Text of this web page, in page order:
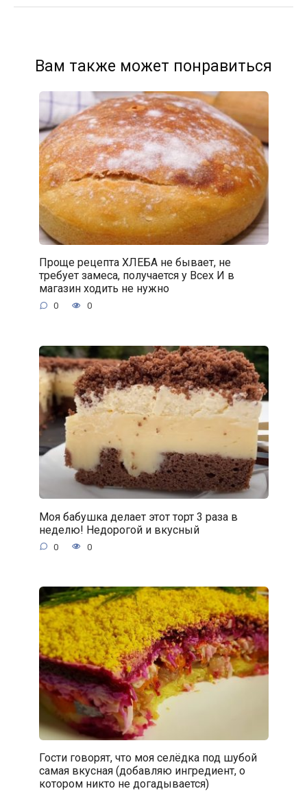
Вам также может понравиться
Проще рецепта ХЛЕБА не бывает, не
требует замеса, получается у Всех И в
магазин ходить не нужно
0 0
Моя бабушка делает этот торт 3 раза в
неделю! Недорогой и вкусный
0 0
Гости говорят, что моя селёдка под шубой
самая вкусная (добавляю ингредиент, о
котором никто не догадывается)